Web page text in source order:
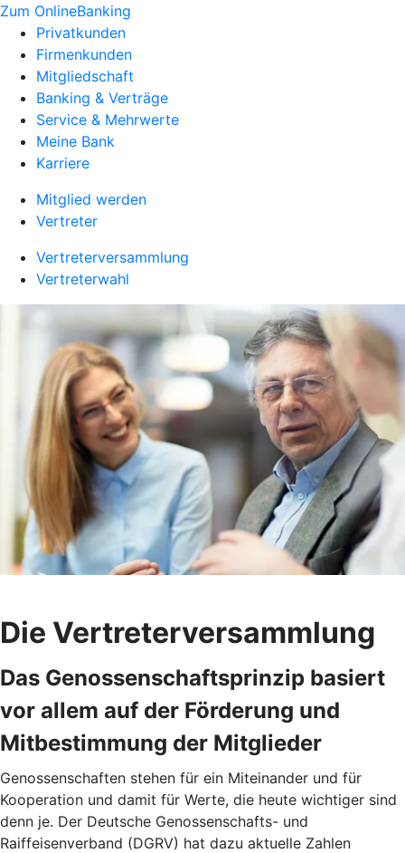
Zum OnlineBanking
Privatkunden
Firmenkunden
Mitgliedschaft
Banking & Verträge
Service & Mehrwerte
Meine Bank
Karriere
Mitglied werden
Vertreter
Vertreterversammlung
Vertreterwahl
Die Vertreterversammlung
Das Genossenschaftsprinzip basiert
vor allem auf der Förderung und
Mitbestimmung der Mitglieder
Genossenschaften stehen für ein Miteinander und für
Kooperation und damit für Werte, die heute wichtiger sind
denn je. Der Deutsche Genossenschafts- und
Raiffeisenverband (DGRV) hat dazu aktuelle Zahlen